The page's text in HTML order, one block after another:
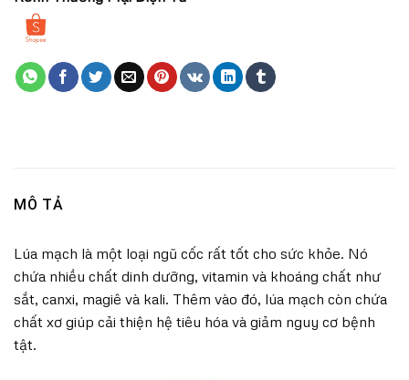
MÔ TẢ
Lúa mạch là một loại ngũ cốc rất tốt cho sức khỏe. Nó
chứa nhiều chất dinh dưỡng, vitamin và khoáng chất như
sắt, canxi, magiê và kali. Thêm vào đó, lúa mạch còn chứa
chất xơ giúp cải thiện hệ tiêu hóa và giảm nguy cơ bệnh
tật.